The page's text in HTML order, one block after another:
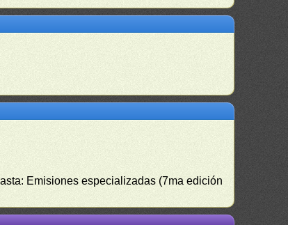
Emisiones especializadas (7ma edición